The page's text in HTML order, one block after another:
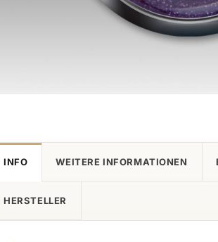
INFO WEITERE INFORMATIONEN
HERSTELLER